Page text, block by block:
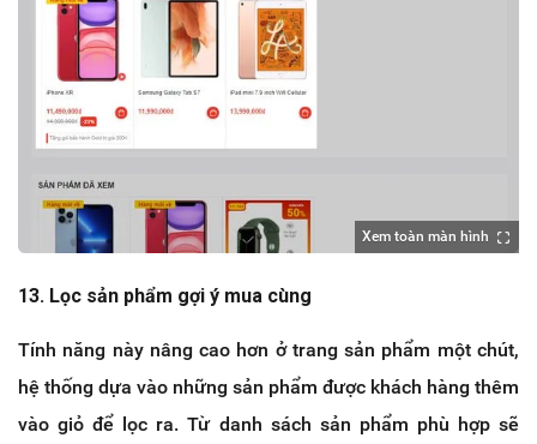
Xem toàn màn hình
13. Lọc sản phẩm gợi ý mua cùng
Tính năng này nâng cao hơn ở trang sản phẩm một chút,
hệ thống dựa vào những sản phẩm được khách hàng thêm
vào giỏ để lọc ra. Từ danh sách sản phẩm phù hợp sẽ